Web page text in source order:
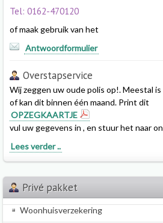
Tel: 0162-470120
of maak gebruik van het
Antwoordformulier
Overstapservice
Wij zeggen uw oude polis op!. Meestal
of kan dit binnen één maand. Print dit
OPZEGKAARTJE
vul uw gegevens in , en stuur het naar
Lees verder ..
Privé pakket
Woonhuisverzekering